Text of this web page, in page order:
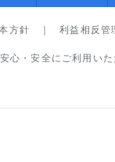
方針 利益相反管
安心・安全にご利用い